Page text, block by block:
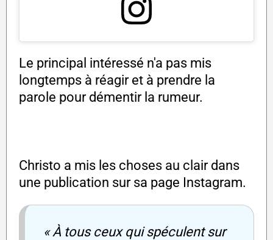
Le principal intéressé n'a pas mis
longtemps à réagir et à prendre la
parole pour démentir la rumeur.
Christo a mis les choses au clair dans
une publication sur sa page Instagram.
« À tous ceux qui spéculent sur